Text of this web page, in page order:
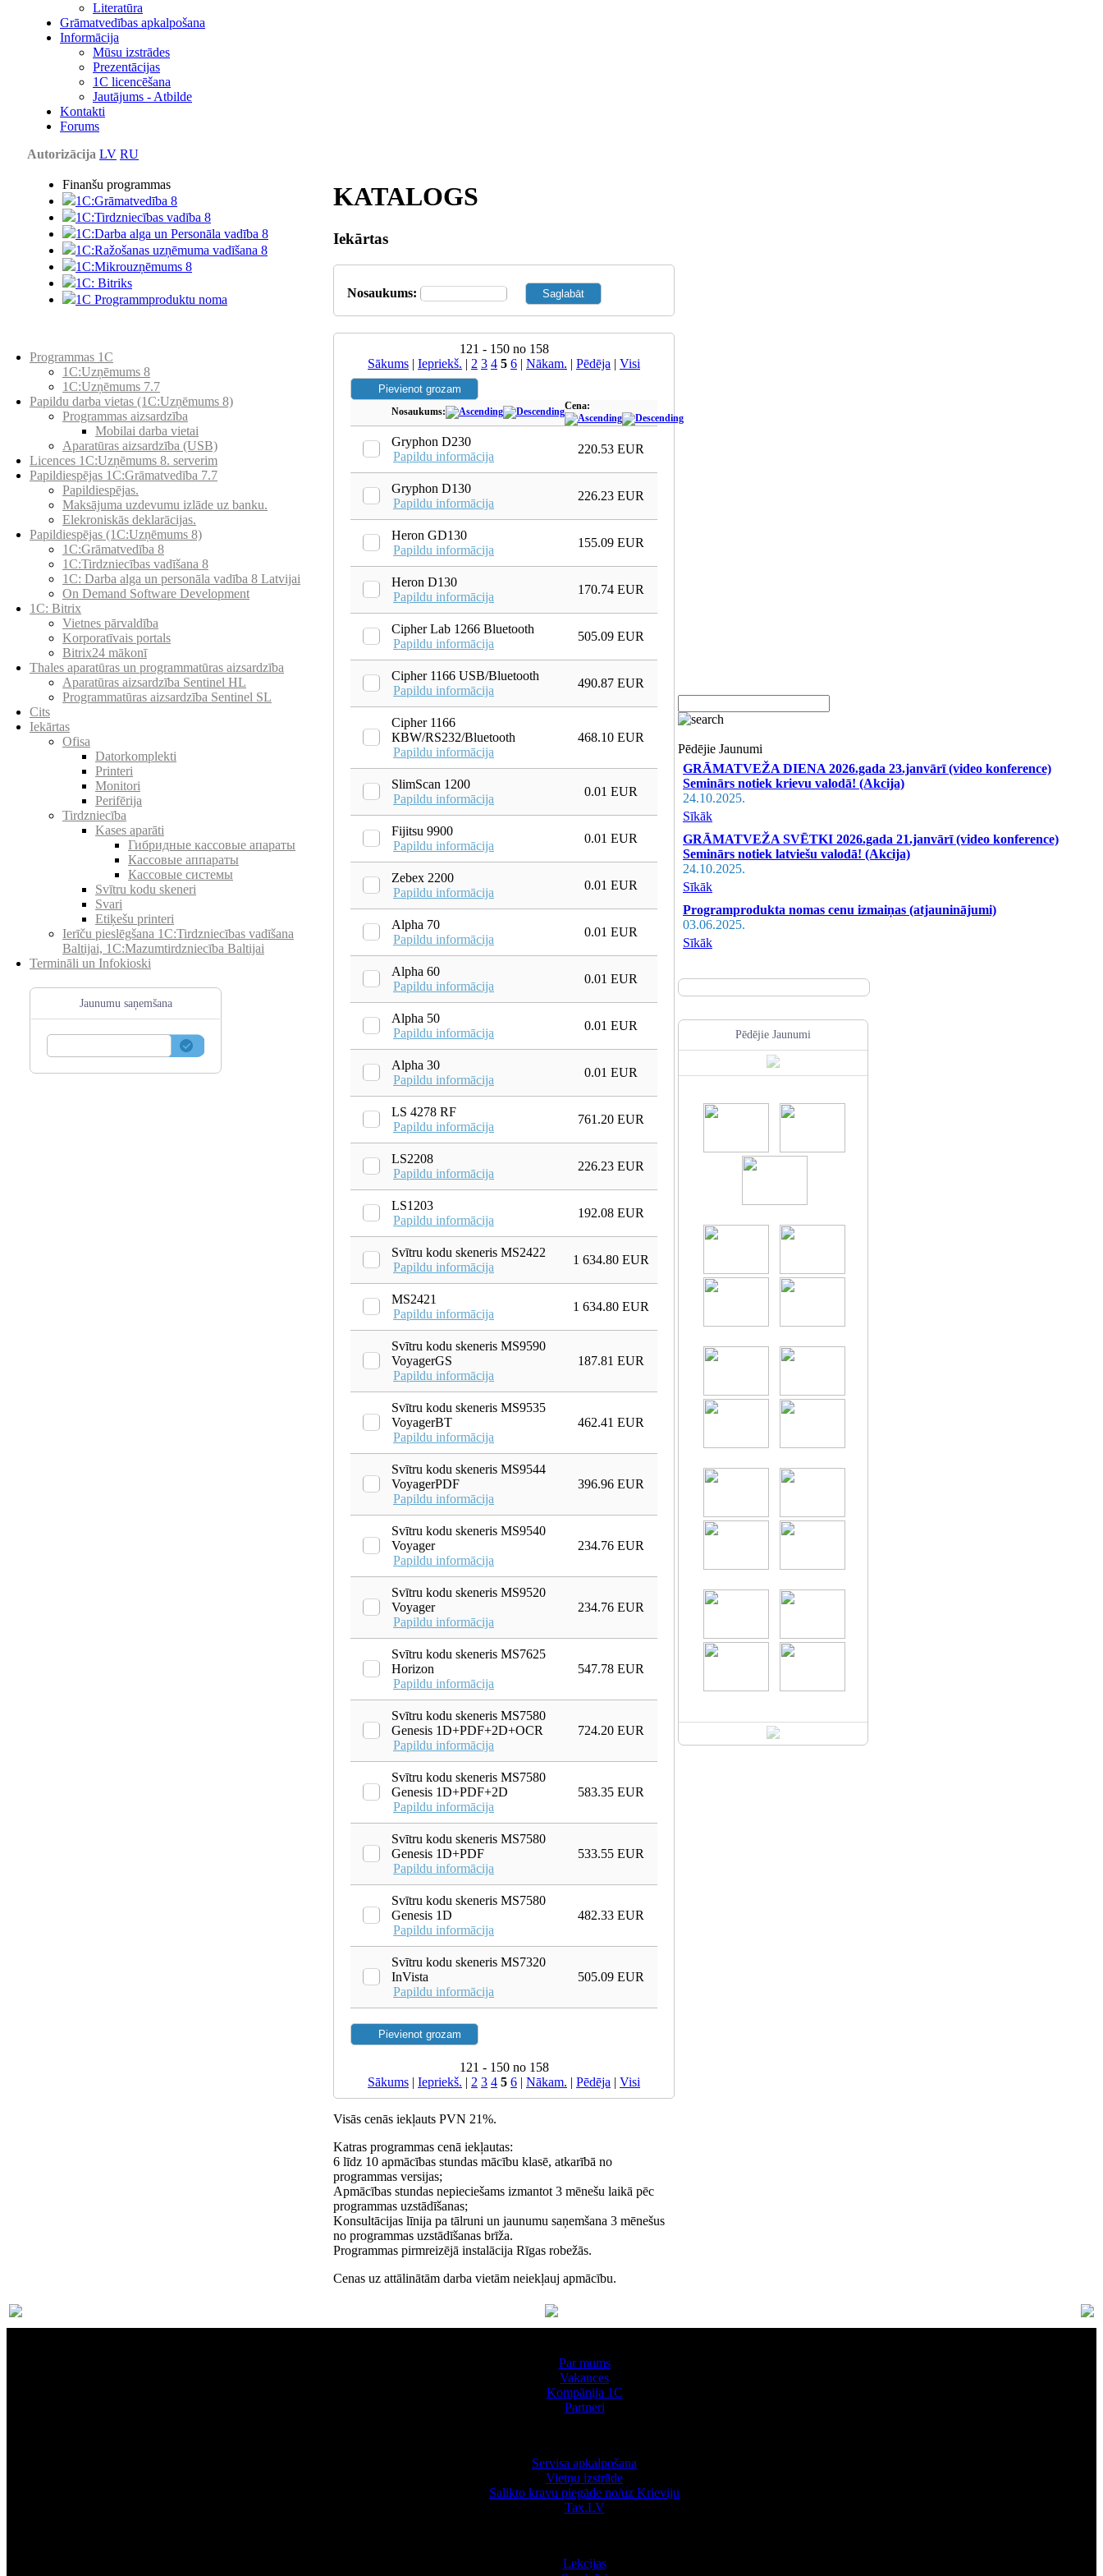
Literatūra
Grāmatvedības apkalpošana
Informācija
Mūsu izstrādes
Prezentācijas
1С licencēšana
Jautājums - Atbilde
Kontakti
Forums
Autorizācija LV RU
Finanšu programmas
1C:Grāmatvedība 8
1C:Tirdzniecības vadība 8
1C:Darba alga un Personāla vadība 8
1C:Ražošanas uzņēmuma vadīšana 8
1С:Мikrouzņēmums 8
1C: Bitriks
1C Programmproduktu noma
Programmas 1C
1C:Uzņēmums 8
1C:Uzņēmums 7.7
Papildu darba vietas (1C:Uzņēmums 8)
Programmas aizsardzība
Mobilai darba vietai
Aparatūras aizsardzība (USB)
Licences 1C:Uzņēmums 8. serverim
Papildiespējas 1C:Grāmatvedība 7.7
Papildiespējas.
Maksājuma uzdevumu izlāde uz banku.
Elekroniskās deklarācijas.
Papildiespējas (1C:Uzņēmums 8)
1C:Grāmatvedība 8
1C:Tirdzniecības vadīšana 8
1С: Darba alga un personāla vadība 8 Latvijai
On Demand Software Development
1C: Bitrix
Vietnes pārvaldība
Korporatīvais portals
Bitrix24 mākonī
Thales aparatūras un programmatūras aizsardzība
Aparatūras aizsardzība Sentinel HL
Programmatūras aizsardzība Sentinel SL
Cits
Iekārtas
Ofisa
Datorkomplekti
Printeri
Monitori
Perifērija
Tirdzniecība
Kases aparāti
Гибридные кассовые апараты
Кассовые аппараты
Кассовые системы
Svītru kodu skeneri
Svari
Etiķešu printeri
Ierīču pieslēgšana 1C:Tirdzniecības vadīšana
Baltijai, 1C:Mazumtirdzniecība Baltijai
Termināli un Infokioski
Jaunumu saņemšana
KATALOGS
Iekārtas
Nosaukums:
121 - 150 no 158
Sākums | Iepriekš. | 2 3 4 5 6 | Nākam. | Pēdēja | Visi
Nosaukums: Cena:
Gryphon D230
Papildu informācija
220.53 EUR
Gryphon D130
Papildu informācija
226.23 EUR
Heron GD130
Papildu informācija
155.09 EUR
Heron D130
Papildu informācija
170.74 EUR
Cipher Lab 1266 Bluetooth
Papildu informācija
505.09 EUR
Cipher 1166 USB/Bluetooth
Papildu informācija
490.87 EUR
Cipher 1166
КВW/RS232/Bluetooth
Papildu informācija
468.10 EUR
SlimScan 1200
Papildu informācija
0.01 EUR
Fijitsu 9900
Papildu informācija
0.01 EUR
Zebex 2200
Papildu informācija
0.01 EUR
Alpha 70
Papildu informācija
0.01 EUR
Alpha 60
Papildu informācija
0.01 EUR
Alpha 50
Papildu informācija
0.01 EUR
Alpha 30
Papildu informācija
0.01 EUR
LS 4278 RF
Papildu informācija
761.20 EUR
LS2208
Papildu informācija
226.23 EUR
LS1203
Papildu informācija
192.08 EUR
Svītru kodu skeneris MS2422
Papildu informācija
1 634.80 EUR
MS2421
Papildu informācija
1 634.80 EUR
Svītru kodu skeneris MS9590
VoyagerGS
Papildu informācija
187.81 EUR
Svītru kodu skeneris MS9535
VoyagerBT
Papildu informācija
462.41 EUR
Svītru kodu skeneris MS9544
VoyagerPDF
Papildu informācija
396.96 EUR
Svītru kodu skeneris MS9540
Voyager
Papildu informācija
234.76 EUR
Svītru kodu skeneris MS9520
Voyager
Papildu informācija
234.76 EUR
Svītru kodu skeneris MS7625
Horizon
Papildu informācija
547.78 EUR
Svītru kodu skeneris MS7580
Genesis 1D+PDF+2D+OCR
Papildu informācija
724.20 EUR
Svītru kodu skeneris MS7580
Genesis 1D+PDF+2D
Papildu informācija
583.35 EUR
Svītru kodu skeneris MS7580
Genesis 1D+PDF
Papildu informācija
533.55 EUR
Svītru kodu skeneris MS7580
Genesis 1D
Papildu informācija
482.33 EUR
Svītru kodu skeneris MS7320
InVista
Papildu informācija
505.09 EUR
121 - 150 no 158
Sākums | Iepriekš. | 2 3 4 5 6 | Nākam. | Pēdēja | Visi
Visās cenās iekļauts PVN 21%.
Katras programmas cenā iekļautas:
6 līdz 10 apmācības stundas mācību klasē, atkarībā no
programmas versijas;
Apmācības stundas nepieciešams izmantot 3 mēnešu laikā pēc
programmas uzstādīšanas;
Konsultācijas līnija pa tālruni un jaunumu saņemšana 3 mēnešus
no programmas uzstādīšanas brīža.
Programmas pirmreizējā instalācija Rīgas robežās.
Cenas uz attālinātām darba vietām neiekļauj apmācību.
Pēdējie Jaunumi
GRĀMATVEŽA DIENA 2026.gada 23.janvārī (video konference)
Seminārs notiek krievu valodā! (Akcija)
24.10.2025.
Sīkāk
GRĀMATVEŽA SVĒTKI 2026.gada 21.janvārī (video konference)
Seminārs notiek latviešu valodā! (Akcija)
24.10.2025.
Sīkāk
Programprodukta nomas cenu izmaiņas (atjauninājumi)
03.06.2025.
Sīkāk
Pēdējie Jaunumi
Par mums
Vakances
Kompānija 1С
Partneri
Servisa apkalpošana
Vietņu izstrāde
Salikto kravu piegāde no/uz Krieviju
Tax.LV
Lekcijas